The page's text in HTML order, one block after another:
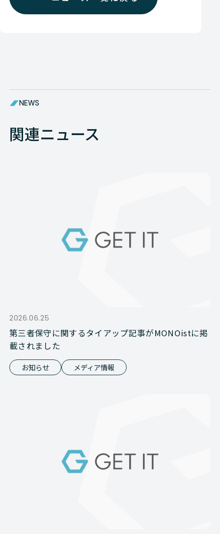
NEWS
関連ニュース
2026.06.25
第三者保守に関するタイアップ記事がMONOistに掲
載されました
お知らせ メディア情報